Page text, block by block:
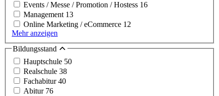
Events / Messe / Promotion / Hostess 16
Management 13
Online Marketing / eCommerce 12
Mehr anzeigen
Bildungsstand
Hauptschule 50
Realschule 38
Fachabitur40
Abitur 76